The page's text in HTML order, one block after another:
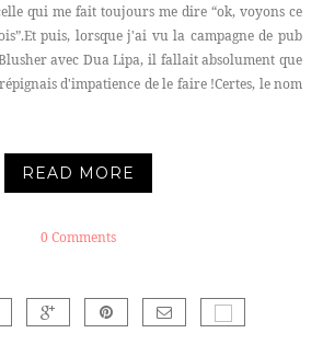
qui me fait toujours me dire “ok, voyons ce
puis, lorsque j'ai vu la campagne de pub
avec Dua Lipa, il fallait absolument que
d'impatience de le faire !Certes, le nom
READ MORE
0 Comments